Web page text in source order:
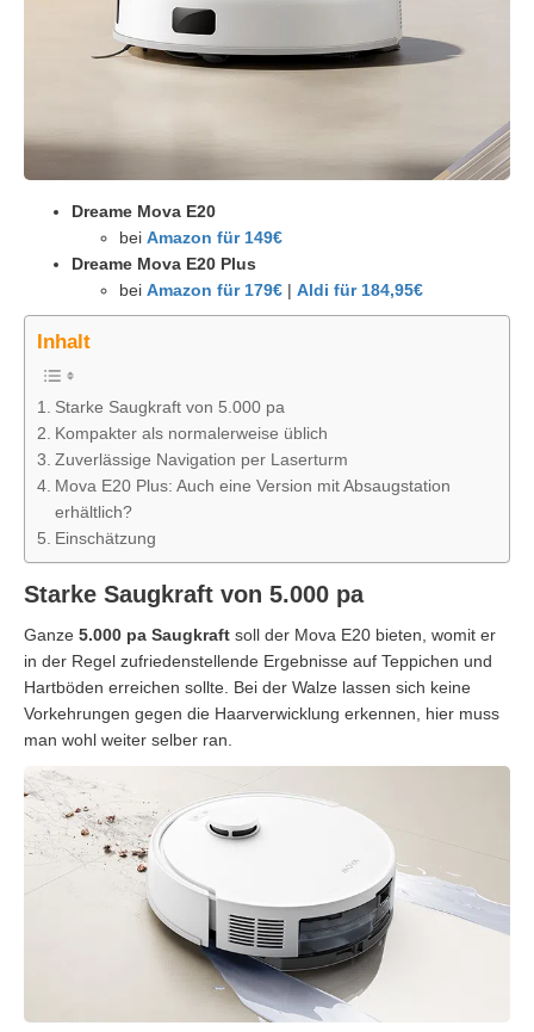
Dreame Mova E20
bei Amazon für 149€
Dreame Mova E20 Plus
bei Amazon für 179€ | Aldi für 184,95€
Inhalt
Starke Saugkraft von 5.000 pa
Kompakter als normalerweise üblich
Zuverlässige Navigation per Laserturm
Mova E20 Plus: Auch eine Version mit Absaugstation
erhältlich?
Einschätzung
Starke Saugkraft von 5.000 pa
Ganze 5.000 pa Saugkraft soll der Mova E20 bieten, womit er
in der Regel zufriedenstellende Ergebnisse auf Teppichen und
Hartböden erreichen sollte. Bei der Walze lassen sich keine
Vorkehrungen gegen die Haarverwicklung erkennen, hier muss
man wohl weiter selber ran.